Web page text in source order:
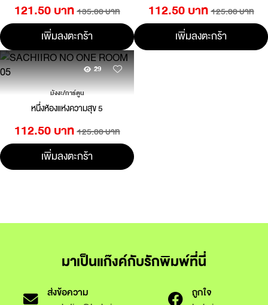
121.50 บาท 135.00 บาท
เพิ่มลงตะกร้า
112.50 บาท 125.00 บาท
เพิ่มลงตะกร้า
29
มังงะ/การ์ตูน
หนึ่งห้องแห่งความสุข 5
112.50 บาท 125.00 บาท
เพิ่มลงตะกร้า
มาเป็นแก๊งค์กับรักพิมพ์ที่นี่
ส่งข้อความ ถูกใจ